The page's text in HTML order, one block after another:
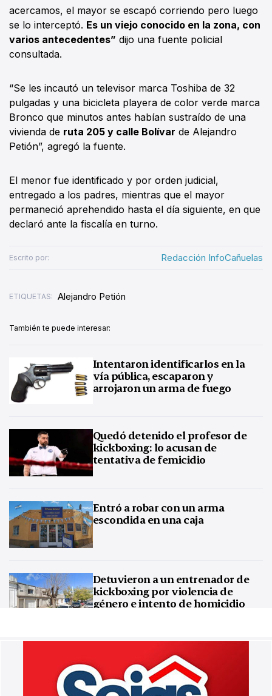
acercamos, el mayor se escapó corriendo pero luego
se lo interceptó. Es un viejo conocido en la zona, con
varios antecedentes” dijo una fuente policial
consultada.
“Se les incautó un televisor marca Toshiba de 32
pulgadas y una bicicleta playera de color verde marca
Bronco que minutos antes habían sustraído de una
vivienda de ruta 205 y calle Bolívar de Alejandro
Petión”, agregó la fuente.
El menor fue identificado y por orden judicial,
entregado a los padres, mientras que el mayor
permaneció aprehendido hasta el día siguiente, en que
declaró ante la fiscalía en turno.
Escrito por: Redacción InfoCañuelas
ETIQUETAS: Alejandro Petión
También te puede interesar:
Intentaron identificarlos en la
vía pública, escaparon y
arrojaron un arma de fuego
Quedó detenido el profesor de
kickboxing: lo acusan de
tentativa de femicidio
Entró a robar con un arma
escondida en una caja
Detuvieron a un entrenador de
kickboxing por violencia de
género e intento de homicidio